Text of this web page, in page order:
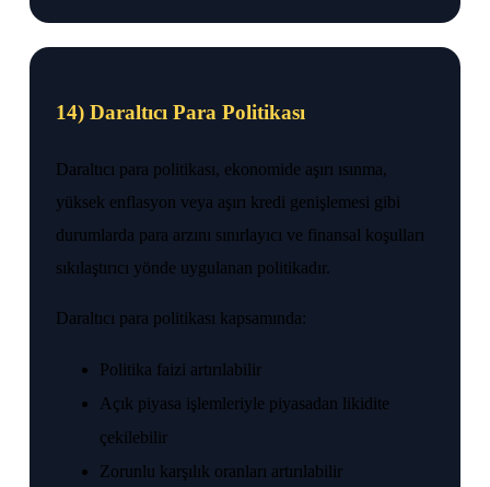
14) Daraltıcı Para Politikası
Daraltıcı para politikası, ekonomide aşırı ısınma,
yüksek enflasyon veya aşırı kredi genişlemesi gibi
durumlarda para arzını sınırlayıcı ve finansal koşulları
sıkılaştırıcı yönde uygulanan politikadır.
Daraltıcı para politikası kapsamında:
Politika faizi artırılabilir
Açık piyasa işlemleriyle piyasadan likidite
çekilebilir
Zorunlu karşılık oranları artırılabilir